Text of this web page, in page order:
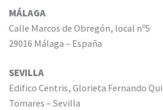
MÁLAGA
Calle Marcos de Obregón, local nº5
29016 Málaga – España
SEVILLA
Edifico Centris, Glorieta Fernando
Tomares – Sevilla